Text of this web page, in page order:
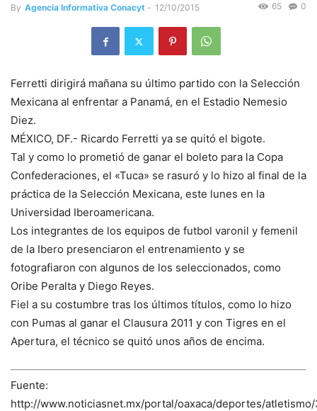
By Agencia Informativa Conacyt - 12/10/2015 0
65
Ferretti dirigirá mañana su último partido con la Selección
Mexicana al enfrentar a Panamá, en el Estadio Nemesio
Diez.
MÉXICO, DF.- Ricardo Ferretti ya se quitó el bigote.
Tal y como lo prometió de ganar el boleto para la Copa
Confederaciones, el «Tuca» se rasuró y lo hizo al final de la
práctica de la Selección Mexicana, este lunes en la
Universidad Iberoamericana.
Los integrantes de los equipos de futbol varonil y femenil
de la Ibero presenciaron el entrenamiento y se
fotografiaron con algunos de los seleccionados, como
Oribe Peralta y Diego Reyes.
Fiel a su costumbre tras los últimos títulos, como lo hizo
con Pumas al ganar el Clausura 2011 y con Tigres en el
Apertura, el técnico se quitó unos años de encima.
Fuente:
http://www.noticiasnet.mx/portal/oaxaca/deportes/